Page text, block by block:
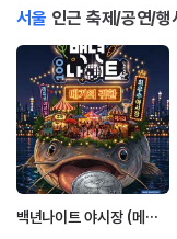
서울 인근 축제/공연/행
백년나이트 야시장 (메기의 귀환)